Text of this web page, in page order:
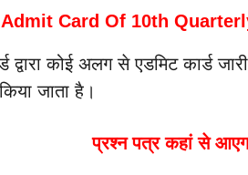
Admit Card Of 10th
द्वारा कोई अलग से एडमिट कार्ड
जाता है।
प्रश्न पत्र कहां से